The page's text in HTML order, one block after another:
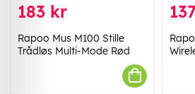
183 kr
Rapoo Mus M100 Stille
Trådløs Multi-Mode Rød